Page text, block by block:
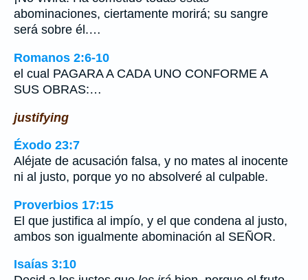
abominaciones, ciertamente morirá; su sangre
será sobre él.…
Romanos 2:6-10
el cual PAGARA A CADA UNO CONFORME A
SUS OBRAS:…
justifying
Éxodo 23:7
Aléjate de acusación falsa, y no mates al inocente
ni al justo, porque yo no absolveré al culpable.
Proverbios 17:15
El que justifica al impío, y el que condena al justo,
ambos son igualmente abominación al SEÑOR.
Isaías 3:10